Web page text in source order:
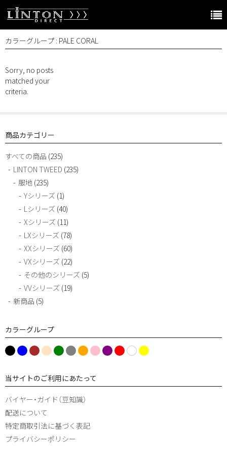
LINTON JAPAN Home
Online store Home
Products
糸（Yarn）
アクセサリー
ガーメント
その他のブランド
The world of LINTON
History
Brand Concept
Craftsmanship
About us
カラーグループ : PALE CORAL
Sorry, no posts
matched your
criteria.
商品カテゴリー
すべての商品 (235)
LINTON TWEED (235)
服地 (235)
Yシリーズ (1)
Lシリーズ (40)
Xシリーズ (11)
LXシリーズ (78)
XXシリーズ (60)
VXシリーズ (22)
その他のシリーズ (5)
VVシリーズ (19)
新商品 (5)
カラーグループ
B
l
a
c
k
b
l
u
e
Br
n
Cre
g
r
e
e
n
Gr O
r
a
n
g
e
P
i
n
k
P
pl
r
e
W
h
e
Yel
当サイトのご利用にあたって
バイヤー・ガイド（豆知識）
配送について
特定商取引法に基づく表記
プライバシーポリシー